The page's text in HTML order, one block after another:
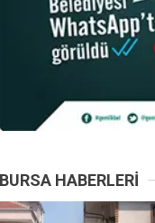
BURSA HABERLERI